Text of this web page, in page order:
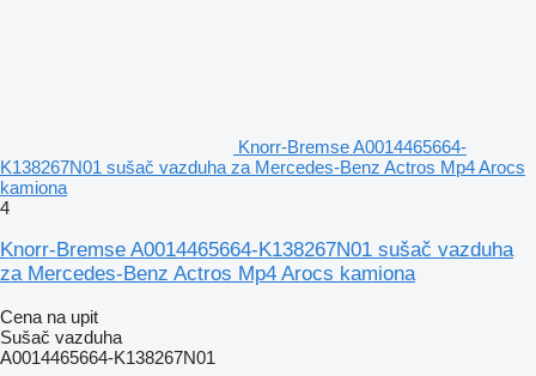
Knorr-Bremse A0014465664-
K138267N01 sušač vazduha za Mercedes-Benz Actros Mp4 Arocs
kamiona
4
Knorr-Bremse A0014465664-K138267N01 sušač vazduha
za Mercedes-Benz Actros Mp4 Arocs kamiona
Cena na upit
Sušač vazduha
A0014465664-K138267N01